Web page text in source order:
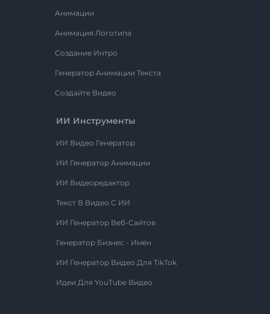
Анимации
Анимация Логотипа
Создание Интро
Генератор Анимации Текста
Создайте Видео
ИИ Инструменты
ИИ Видео Генератор
ИИ Генератор Анимации
ИИ Видеоредактор
Текст В Видео С ИИ
ИИ Генератор Веб-Сайтов
Генератор Бизнес - Имён
ИИ Генератор Видео Для TikTok
Идеи Для YouTube Видео